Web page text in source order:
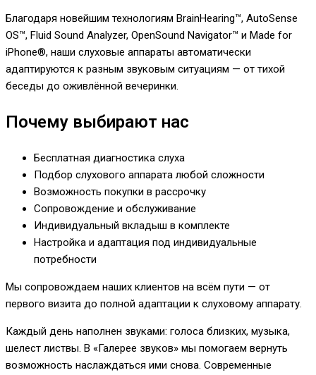
Благодаря новейшим технологиям BrainHearing™, AutoSense
OS™, Fluid Sound Analyzer, OpenSound Navigator™ и Made for
iPhone®, наши слуховые аппараты автоматически
адаптируются к разным звуковым ситуациям — от тихой
беседы до оживлённой вечеринки.
Почему выбирают нас
Бесплатная диагностика слуха
Подбор слухового аппарата любой сложности
Возможность покупки в рассрочку
Сопровождение и обслуживание
Индивидуальный вкладыш в комплекте
Настройка и адаптация под индивидуальные
потребности
Мы сопровождаем наших клиентов на всём пути — от
первого визита до полной адаптации к слуховому аппарату.
Каждый день наполнен звуками: голоса близких, музыка,
шелест листвы. В «Галерее звуков» мы помогаем вернуть
возможность наслаждаться ими снова. Современные